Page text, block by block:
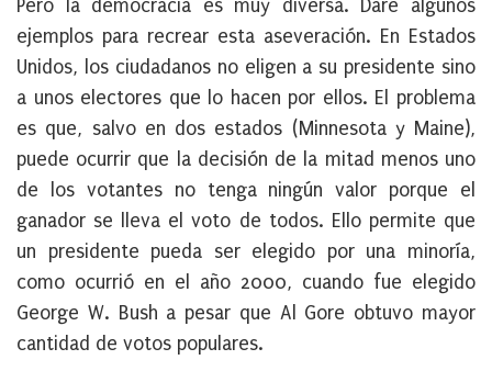
Pero la democracia es muy diversa. Daré algunos
ejemplos para recrear esta aseveración. En Estados
Unidos, los ciudadanos no eligen a su presidente sino
a unos electores que lo hacen por ellos. El problema
es que, salvo en dos estados (Minnesota y Maine),
puede ocurrir que la decisión de la mitad menos uno
de los votantes no tenga ningún valor porque el
ganador se lleva el voto de todos. Ello permite que
un presidente pueda ser elegido por una minoría,
como ocurrió en el año 2000, cuando fue elegido
George W. Bush a pesar que Al Gore obtuvo mayor
cantidad de votos populares.